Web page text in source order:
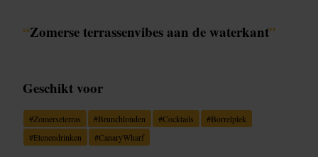
“Zomerse terrassenvibes aan de waterkant”
Geschikt voor
#Zomerseterras #Brunchlonden #Cocktails #Borrelplek
#Etenendrinken #CanaryWharf